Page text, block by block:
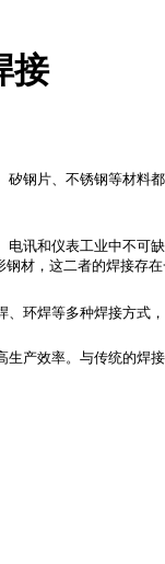
接
钢片、不锈钢等材
讯和仪表工业中不
材，这二者的焊接存
环焊等多种焊接方
产效率。与传统的焊